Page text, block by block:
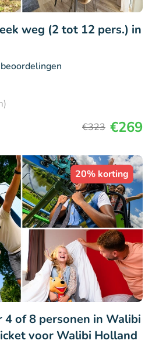
weg (2 tot 12 pers.) in
€323 €269
20% korting
of 8 personen in Walibi
voor Walibi Holland